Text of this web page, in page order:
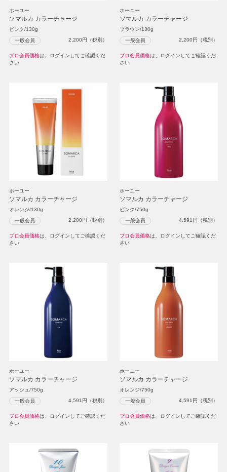
ホーユー
ソマルカ カラーチャージ
ピンク/130g
一般会員 2,200円（税別）
プロ会員価格は、ログインしてご確認くだ
さい
ホーユー
ソマルカ カラーチャージ
ブラウン/130g
一般会員 2,200円（税別）
プロ会員価格は、ログインしてご確認くだ
さい
ホーユー
ソマルカ カラーチャージ
オレンジ/130g
一般会員 2,200円（税別）
プロ会員価格は、ログインしてご確認くだ
さい
ホーユー
ソマルカ カラーチャージ
ピンク/750g
一般会員 4,591 円（税別）
プロ会員価格は、ログインしてご確認くだ
さい
ホーユー
ソマルカ カラーチャージ
アッシュ/750g
一般会員 4,591円（税別）
プロ会員価格は、ログインしてご確認くだ
さい
ホーユー
ソマルカ カラーチャージ
オレンジ/750g
一般会員 4,591円（税別）
プロ会員価格は、ログインしてご確認くだ
さい